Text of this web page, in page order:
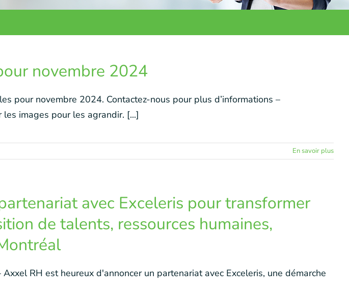
novembre 2024
pour novembre 2024. Contactez-nous pour plus d’informations –
les images pour les agrandir. [...]
En savoir plus
avec Exceleris pour transformer
de talents, ressources humaines,
RH est heureux d'annoncer un partenariat avec Exceleris, une démarche